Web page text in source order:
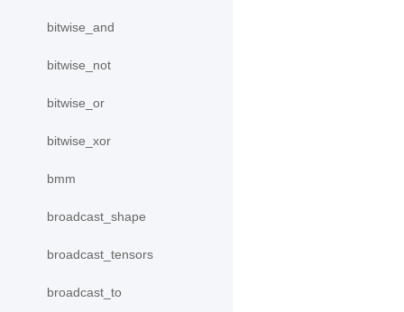
bitwise_and
bitwise_not
bitwise_or
bitwise_xor
bmm
broadcast_shape
broadcast_tensors
broadcast_to